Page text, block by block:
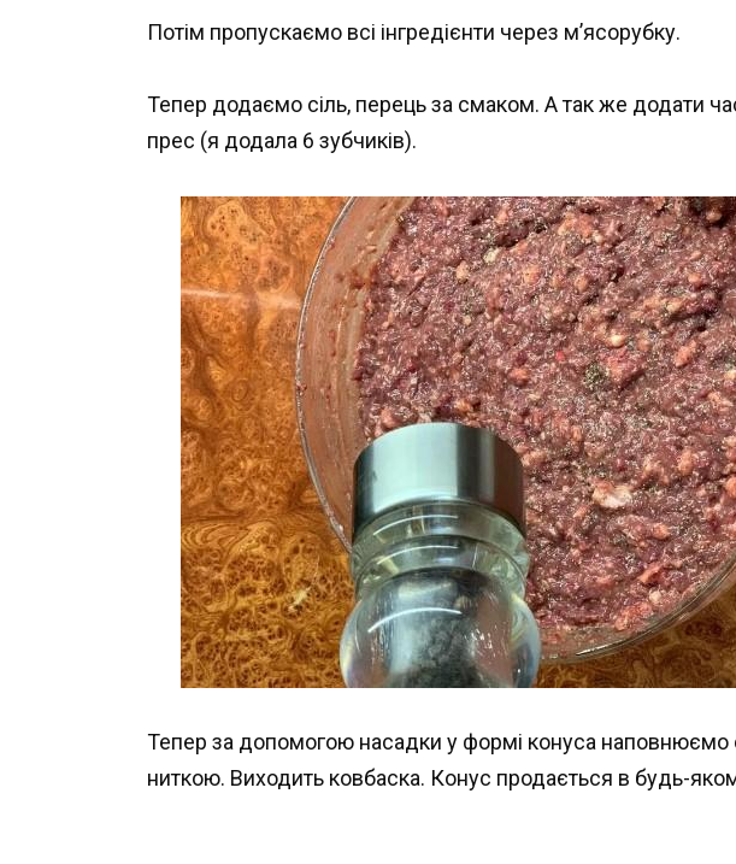
Потім пропускаємо всі інгредієнти через м’ясорубку.
Тепер додаємо сіль, перець за смаком. А так же додати
прес (я додала 6 зубчиків).
Тепер за допомогою насадки у формі конуса наповнюємо
ниткою. Виходить ковбаска. Конус продається в будь-